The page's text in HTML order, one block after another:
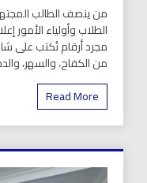
من ينصف الطالب
الطلاب وأولياء الأمور
مجرد أرقام تُكتب على
من الكفاح، والسهر،
Read More